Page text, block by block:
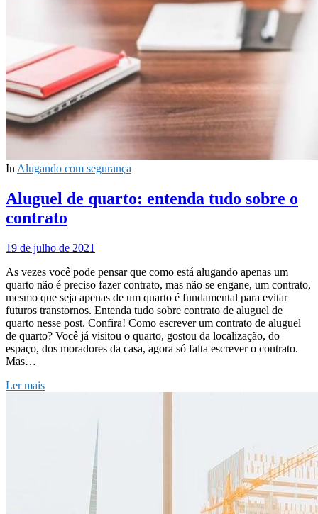
In Alugando com segurança
Aluguel de quarto: entenda tudo sobre o
contrato
19 de julho de 2021
As vezes você pode pensar que como está alugando apenas um
quarto não é preciso fazer contrato, mas não se engane, um contrato,
mesmo que seja apenas de um quarto é fundamental para evitar
futuros transtornos. Entenda tudo sobre contrato de aluguel de
quarto nesse post. Confira! Como escrever um contrato de aluguel
de quarto? Você já visitou o quarto, gostou da localização, do
espaço, dos moradores da casa, agora só falta escrever o contrato.
Mas…
Ler mais